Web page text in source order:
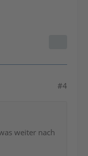
#4
weiter nach